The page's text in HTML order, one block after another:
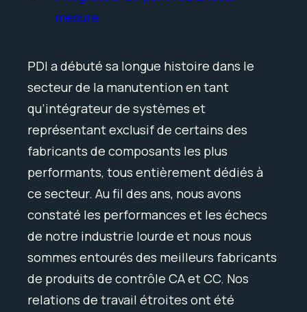
mesure
PDI a débuté sa longue histoire dans le
secteur de la manutention en tant
qu’intégrateur de systèmes et
représentant exclusif de certains des
fabricants de composants les plus
performants, tous entièrement dédiés à
ce secteur. Au fil des ans, nous avons
constaté les performances et les échecs
de notre industrie lourde et nous nous
sommes entourés des meilleurs fabricants
de produits de contrôle CA et CC. Nos
relations de travail étroites ont été